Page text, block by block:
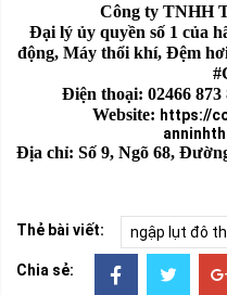
Công ty TNHH
Đại lý ủy quyền số 1 của
động, Máy thổi khí, Đệm
Điện thoại: 02466 873
Website: https://
Địa chỉ: Số 9, Ngõ 68,
Thẻ bài viết: ngập lụt đô
Chia sẻ: